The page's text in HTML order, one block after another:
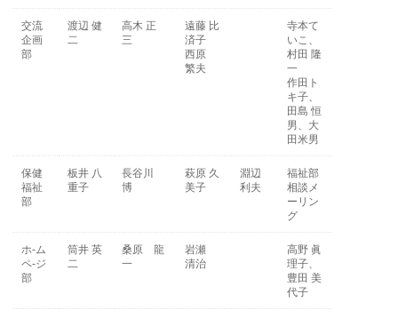
交流
企画
部
渡辺 健
二
高木 正
三
遠藤 比
済子
西原
繁夫
寺本て
いこ、
村田 隆
一
作田ト
キ子、
田島 恒
男、大
田米男
保健
福祉
部
板井 八
重子
長谷川
博
萩原 久
美子
淵辺
利夫
福祉部
相談メ
ーリン
グ
ホ-ム
ペ-ジ
部
筒井 英
二
桑原 龍
一
岩瀬
清治
高野 眞
理子、
豊田 美
代子